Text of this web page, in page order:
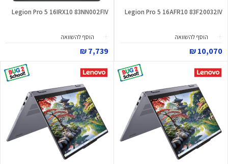
Legion Pro 5 16AFR10 83F20032IV
הוסף להשוואה
10,070 ₪
Legion Pro 5 16IRX10 83NN002FIV
הוסף להשוואה
7,739 ₪